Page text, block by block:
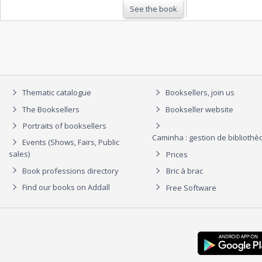
See the book
Thematic catalogue
The Booksellers
Portraits of booksellers
Events (Shows, Fairs, Public
sales)
Book professions directory
Find our books on Addall
Booksellers, join us
Bookseller website
Caminha : gestion de
Prices
Bric à brac
Free Software